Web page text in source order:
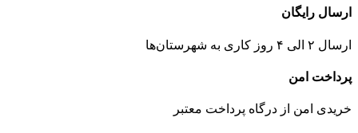
ارسال رایگان
ارسال ۲ الی ۴ روز کاری به شهرستان‌ها
پرداخت امن
خریدی امن از درگاه پرداخت معتبر